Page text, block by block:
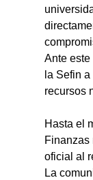
Ante este
la Sefin
recursos
Hasta el
Finanzas
oficial al
La